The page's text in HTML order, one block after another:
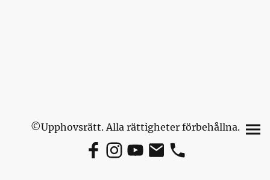
©Upphovsrätt. Alla rättigheter förbehållna.